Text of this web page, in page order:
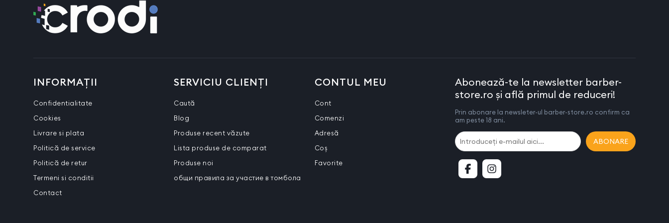
INFORMAȚII
Confidentialitate
Cookies
Livrare si plata
Politică de service
Politică de retur
Termeni si conditii
Contact
SERVICIU CLIENȚI
Caută
Blog
Produse recent văzute
Lista produse de comparat
Produse noi
общи правила за участие в томбола
CONTUL MEU
Cont
Comenzi
Adresă
Coș
Favorite
Abonează-te la newsletter barber-
store.ro și află primul de reduceri!
Prin abonare la newsleter-ul barber-store.ro confirm ca
am peste 18 ani.
ABONARE